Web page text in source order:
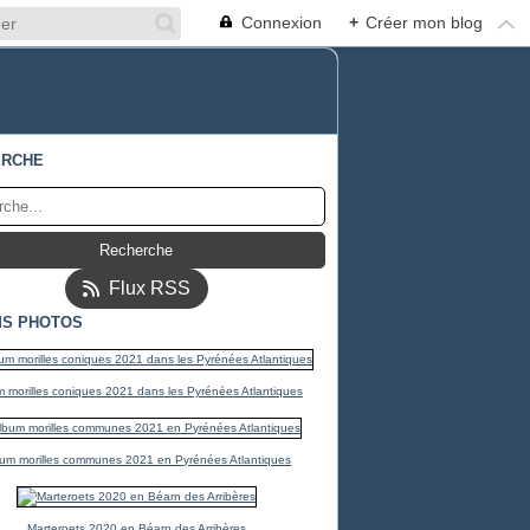
Connexion + Créer mon blog
Flux RSS
PHOTOS
morilles coniques 2021 dans les Pyrénées Atlantiques
morilles communes 2021 en Pyrénées Atlantiques